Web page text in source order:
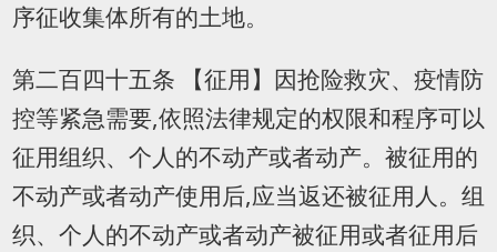
序征收集体所有的土地。
第二百四十五条 【征用】因抢险救灾、疫情防
控等紧急需要,依照法律规定的权限和程序可以
征用组织、个人的不动产或者动产。被征用的
不动产或者动产使用后,应当返还被征用人。组
织、个人的不动产或者动产被征用或者征用后